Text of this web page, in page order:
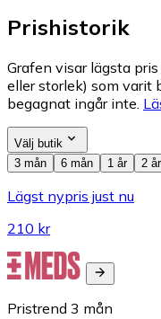
Prishistorik
Grafen visar lägsta
eller storlek) som varit
begagnat ingår inte.
Välj butik
3 mån
6 mån 1 år 2 år
Lägst nypris just nu
210 kr
Pristrend 3 mån